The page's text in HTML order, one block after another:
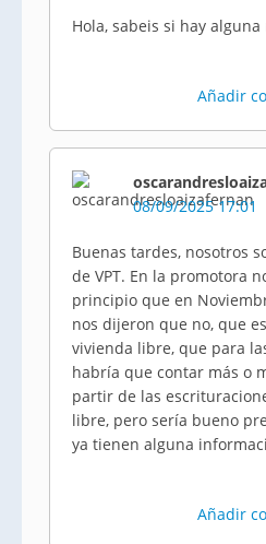
Hola, sabeis si hay
Añadir
08/09/2025 17:01
Buenas tardes, nosotros
de VPT. En la promotora
principio que en
nos dijeron que no, que
vivienda libre, que para
habría que contar más o
partir de las
libre, pero sería bueno
ya tienen alguna
Añadir